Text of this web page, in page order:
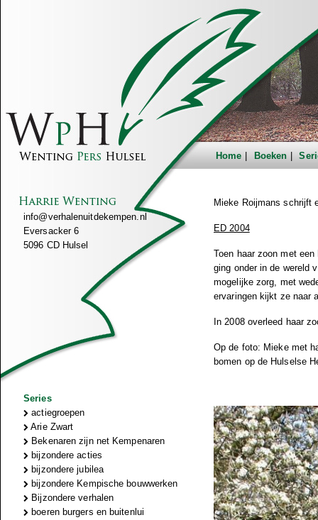
Home Boeken
info@verhalenuitdekempen.nl
Eversacker 6
5096 CD Hulsel
Series
actiegroepen
Arie Zwart
Bekenaren zijn net Kempenaren
bijzondere acties
bijzondere jubilea
bijzondere Kempische bouwwerken
Bijzondere verhalen
boeren burgers en buitenlui
Mieke Roijmans schrijft
ED 2004
Toen haar zoon met
ging onder in de wereld
mogelijke zorg, met
ervaringen kijkt ze naar
In 2008 overleed haar
Op de foto: Mieke met
bomen op de Hulselse